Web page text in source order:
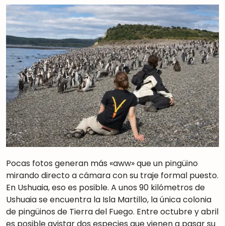
Pocas fotos generan más «aww» que un pingüino
mirando directo a cámara con su traje formal puesto.
En Ushuaia, eso es posible. A unos 90 kilómetros de
Ushuaia se encuentra la Isla Martillo, la única colonia
de pingüinos de Tierra del Fuego. Entre octubre y abril
es posible avistar dos especies que vienen a pasar su